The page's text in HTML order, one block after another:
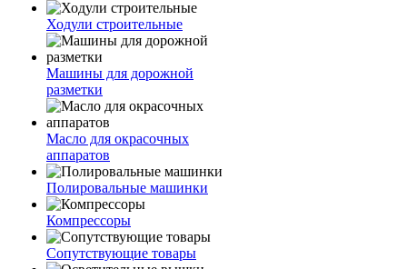
Ходули строительные
Машины для дорожной
разметки
Масло для окрасочных
аппаратов
Полировальные машинки
Компрессоры
Сопутствующие товары